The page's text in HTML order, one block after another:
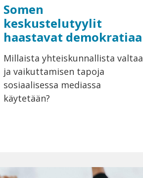
Somen
keskustelutyylit
haastavat demokratiaa
Millaista yhteiskunnallista valtaa
ja vaikuttamisen tapoja
sosiaalisessa mediassa
käytetään?